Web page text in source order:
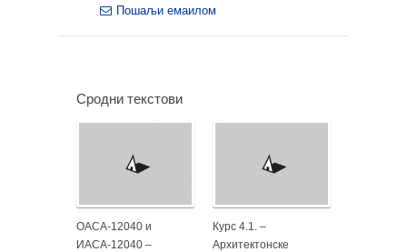
Пошаљи емаилом
Сродни текстови
ОАСА-12040 и
ИАСА-12040 –
Курс 4.1. –
Архитектонске